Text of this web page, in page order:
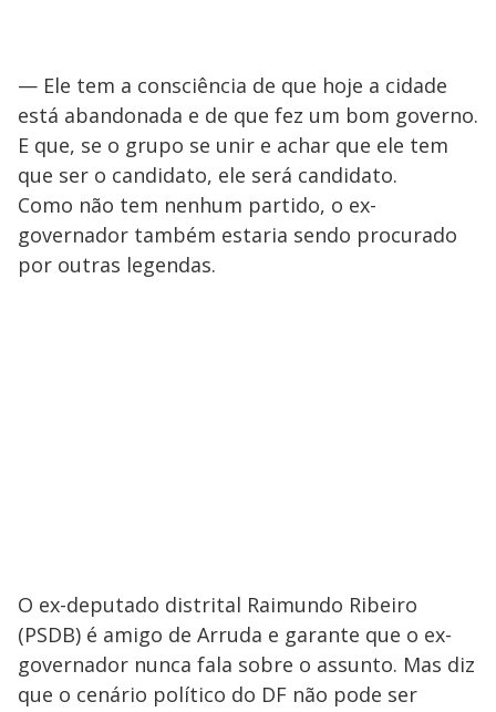
— Ele tem a consciência de que hoje a cidade
está abandonada e de que fez um bom governo.
E que, se o grupo se unir e achar que ele tem
que ser o candidato, ele será candidato.
Como não tem nenhum partido, o ex-
governador também estaria sendo procurado
por outras legendas.
O ex-deputado distrital Raimundo Ribeiro
(PSDB) é amigo de Arruda e garante que o ex-
governador nunca fala sobre o assunto. Mas diz
que o cenário político do DF não pode ser